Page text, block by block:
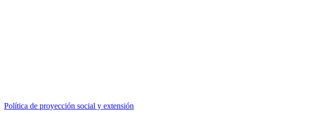
Política de proyección social y extensión